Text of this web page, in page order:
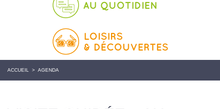
ACCUEIL > AGENDA